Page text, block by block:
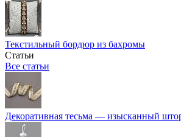
Текстильный бордюр из бахромы
Статьи
Все статьи
Декоративная тесьма — изысканный